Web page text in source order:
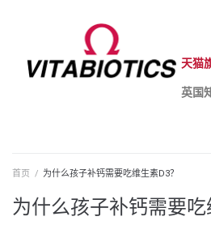
天猫
英国
首页 / 为什么孩子补钙需要吃维生素D3？
为什么孩子补钙需要吃